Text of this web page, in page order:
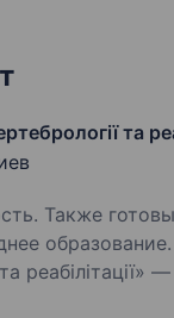
та
Также
Ми «Інститут
реабілітації»